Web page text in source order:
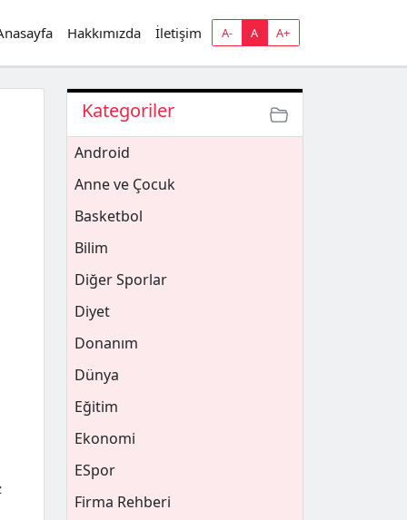
Hakkımızda İletişim A- A A+
Kategoriler
Android
Anne ve Çocuk
Basketbol
Bilim
Diğer Sporlar
Diyet
Donanım
Dünya
Eğitim
Ekonomi
ESpor
Firma Rehberi